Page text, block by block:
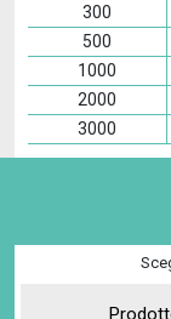
300
500
1000
2000
3000